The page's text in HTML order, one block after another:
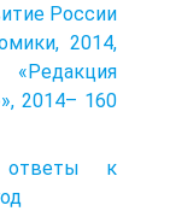
России
2014,
2014– 160
ответы к